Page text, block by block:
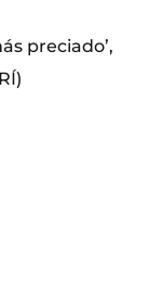
preciado’,